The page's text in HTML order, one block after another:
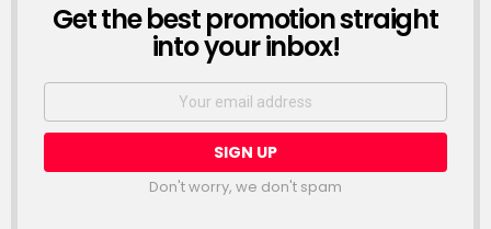
NEWSLETTER
Get the best promotion straight
into your inbox!
Email
Don't worry, we don't spam